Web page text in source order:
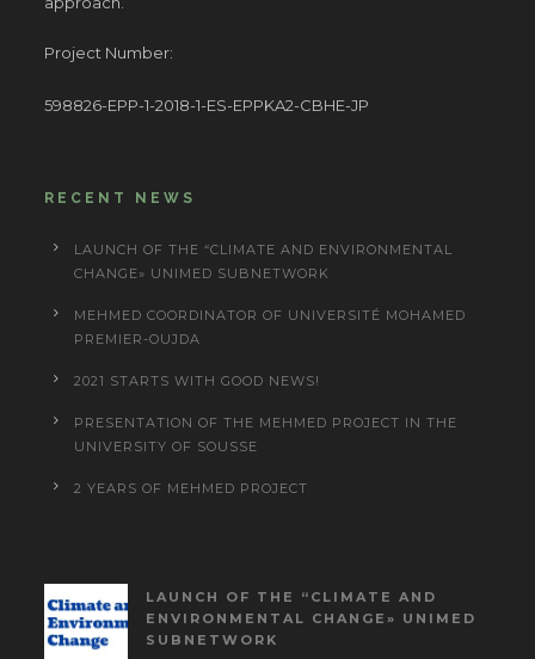
Project Number:
598826-EPP-1-2018-1-ES-EPPKA2-CBHE-JP
RECENT NEWS
LAUNCH OF THE “CLIMATE AND ENVIRONMENTAL
CHANGE» UNIMED SUBNETWORK
MEHMED COORDINATOR OF UNIVERSITÉ MOHAMED
PREMIER-OUJDA
2021 STARTS WITH GOOD NEWS!
PRESENTATION OF THE MEHMED PROJECT IN THE
UNIVERSITY OF SOUSSE
2 YEARS OF MEHMED PROJECT
LAUNCH OF THE “CLIMATE AND
ENVIRONMENTAL CHANGE» UNIMED
SUBNETWORK